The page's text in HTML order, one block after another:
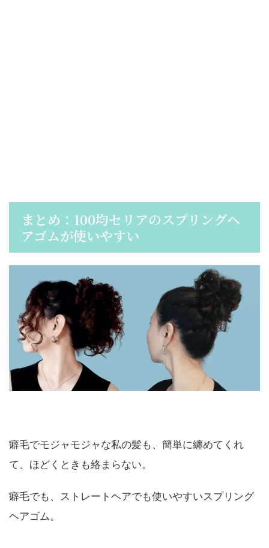
まとめ：100均セリアのスプリングヘ
アゴムが使いやすい
癖毛でモジャモジャな私の髪も、簡単に纏めてくれ
て、ほどくときも絡まらない。
癖毛でも、ストレートヘアでも使いやすいスプリング
ヘアゴム。